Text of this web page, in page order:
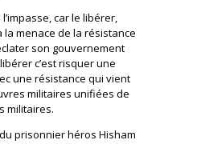
car le libérer,
la menace de la résistance
son gouvernement
c’est risquer une
une résistance qui vient
militaires unifiées de
militaires.
prisonnier héros Hisham